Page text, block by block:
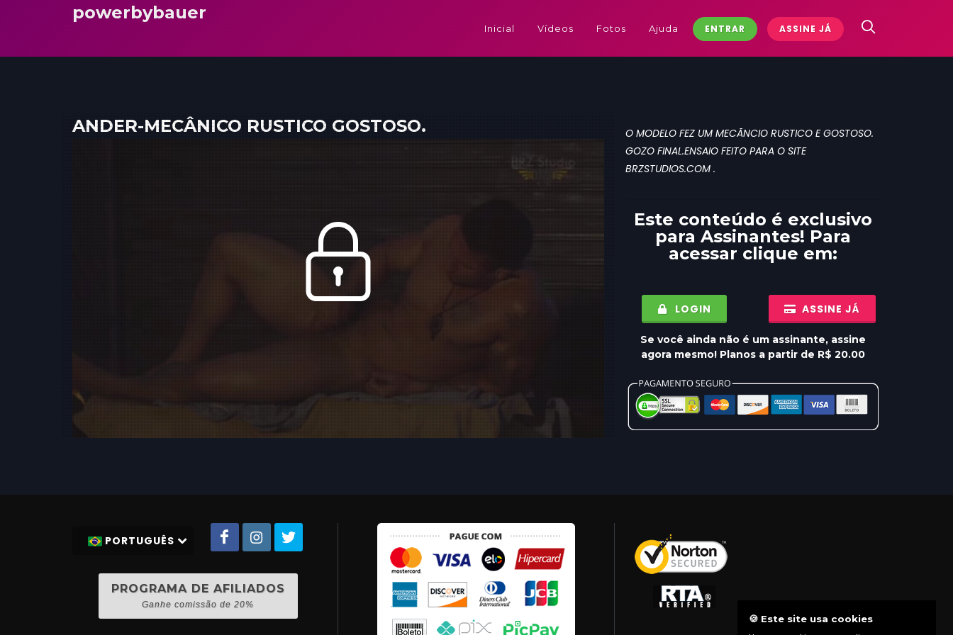
powerbybauer
Inicial Vídeos Fotos Ajuda ENTRAR ASSINE JÁ
ANDER-MECÂNICO RUSTICO GOSTOSO.
O MODELO FEZ UM MECÃNCIO RUSTICO E GOSTOSO.
GOZO FINAL.ENSAIO FEITO PARA O SITE
BRZSTUDIOS.COM .
Este conteúdo é exclusivo
para Assinantes! Para
acessar clique em:
LOGIN ASSINE JÁ
Se você ainda não é um assinante, assine
agora mesmo! Planos a partir de R$ 20.00
PORTUGUÊS
PROGRAMA DE AFILIADOS
Ganhe comissão de 20%
🍪 Este site usa cookies